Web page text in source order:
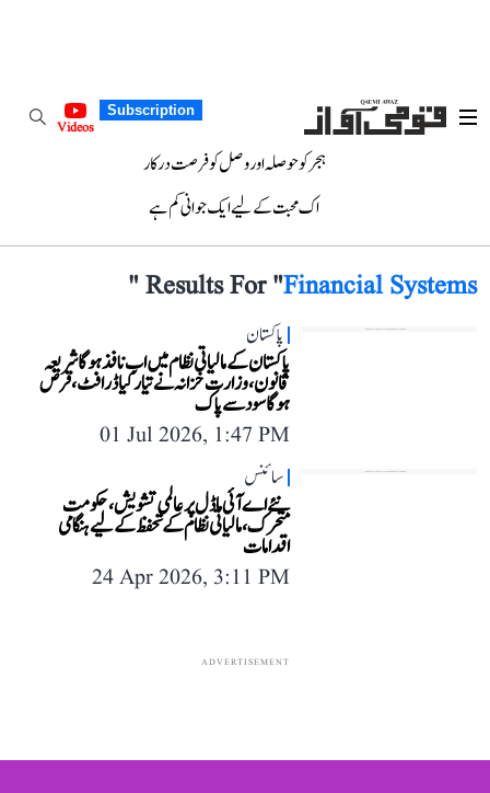
Subscription
Videos
ہجر کو حوصلہ اور وصل کو فرصت درکار
اک محبت کے لیے ایک جوانی کم ہے
Results For "Financial Systems
"
پاکستان
پاکستان کے مالیاتی نظام میں اب نافذ ہوگا شریعہ
قانون، وزارت خزانہ نے تیار کیا ڈرافٹ، قرض
ہوگا سود سے پاک
01 Jul 2026, 1:47 PM
سائنس
نئے اے آئی ماڈل پر عالمی تشویش، حکومت
متحرک، مالیاتی نظام کے تحفظ کے لیے ہنگامی
اقدامات
24 Apr 2026, 3:11 PM
ADVERTISEMENT